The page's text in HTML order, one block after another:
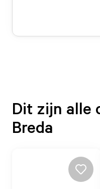
Dit zijn alle
Breda